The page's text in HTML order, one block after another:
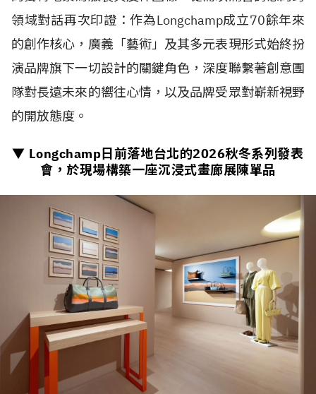
領域對話再次印證：作為Longchamp成立70餘年來
的創作核心，廣義「藝術」及其多元表現形式始終扮
演品牌旗下一切設計的關鍵角色，深度聯繫著創意團
隊對長遠未來的嚮往心情，以及品牌受眾對嶄新視野
的開放態度。
▼ Longchamp日前落地台北的2026秋冬系列發表
會，於現場構築一座沉浸式畫廊展陳單品